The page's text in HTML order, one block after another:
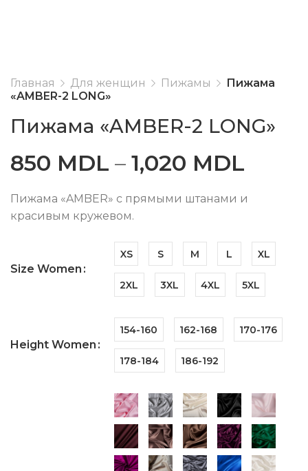
Главная Для женщин Пижамы
Пижама
«AMBER-2 LONG»
Пижама «AMBER-2 LONG»
850 MDL – 1,020 MDL
Пижама «AMBER» с прямыми штанами и
красивым кружевом.
Size Women
XS S M L XL
2XL 3XL 4XL 5XL
Height Women
154-160 162-168 170-176
178-184 186-192